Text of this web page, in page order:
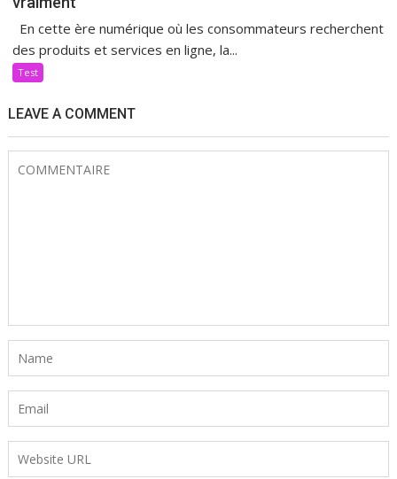
En cette ère numérique où les consommateurs recherchent
des produits et services en ligne, la...
Test
LEAVE A COMMENT